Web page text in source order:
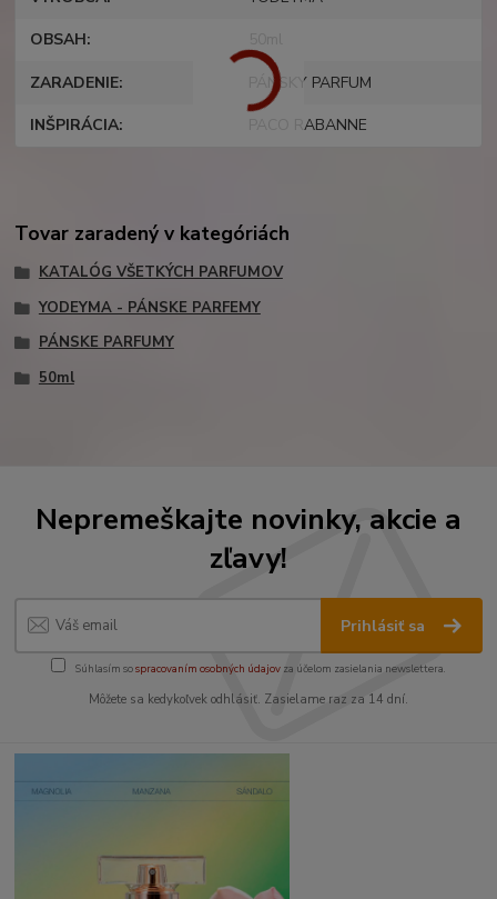
OBSAH
ZARADENIE PÁNSKY PARFUM
INŠPIRÁCIA PACO RABANNE
Tovar zaradený v kategóriách
KATALÓG VŠETKÝCH PARFUMOV
YODEYMA - PÁNSKE PARFEMY
PÁNSKE PARFUMY
50ml
Nepremeškajte novinky, akcie a
zľavy!
Prihlásiť sa
Súhlasím sospracovaním osobných údajov za účelom zasielania newslettera.
Môžete sa kedykoľvek odhlásiť. Zasielame raz za 14 dní.